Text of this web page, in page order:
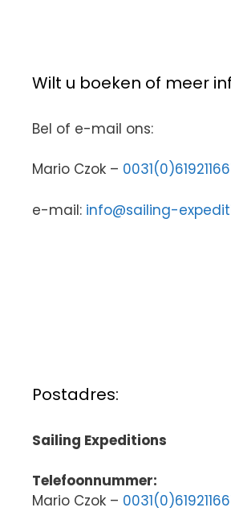
Wilt u boeken of meer
Bel of e-mail ons:
Mario Czok –
e-mail: info@sailing-
Postadres:
Sailing Expeditions
Telefoonnummer:
Mario Czok –